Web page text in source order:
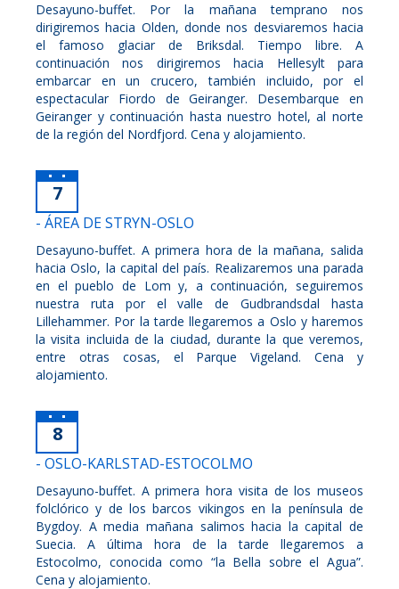
Desayuno-buffet. Por la mañana temprano nos
dirigiremos hacia Olden, donde nos desviaremos hacia
el famoso glaciar de Briksdal. Tiempo libre. A
continuación nos dirigiremos hacia Hellesylt para
embarcar en un crucero, también incluido, por el
espectacular Fiordo de Geiranger. Desembarque en
Geiranger y continuación hasta nuestro hotel, al norte
de la región del Nordfjord. Cena y alojamiento.
7
- ÁREA DE STRYN-OSLO
Desayuno-buffet. A primera hora de la mañana, salida
hacia Oslo, la capital del país. Realizaremos una parada
en el pueblo de Lom y, a continuación, seguiremos
nuestra ruta por el valle de Gudbrandsdal hasta
Lillehammer. Por la tarde llegaremos a Oslo y haremos
la visita incluida de la ciudad, durante la que veremos,
entre otras cosas, el Parque Vigeland. Cena y
alojamiento.
8
- OSLO-KARLSTAD-ESTOCOLMO
Desayuno-buffet. A primera hora visita de los museos
folclórico y de los barcos vikingos en la península de
Bygdoy. A media mañana salimos hacia la capital de
Suecia. A última hora de la tarde llegaremos a
Estocolmo, conocida como “la Bella sobre el Agua”.
Cena y alojamiento.